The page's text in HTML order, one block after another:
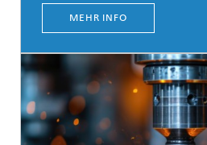
MEHR INFO